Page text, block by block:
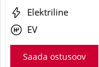
Elektriline
EV
Saada ostusoov